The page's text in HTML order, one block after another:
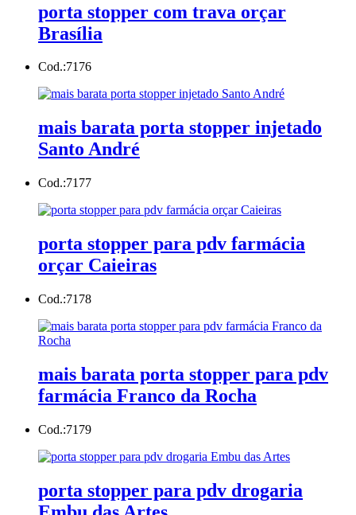
porta stopper com trava orçar
Brasília
Cod.:7176
mais barata porta stopper injetado
Santo André
Cod.:7177
porta stopper para pdv farmácia
orçar Caieiras
Cod.:7178
mais barata porta stopper para pdv
farmácia Franco da Rocha
Cod.:7179
porta stopper para pdv drogaria